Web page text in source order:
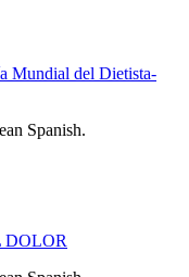
Mundial del Dietista-
Spanish.
DOLOR